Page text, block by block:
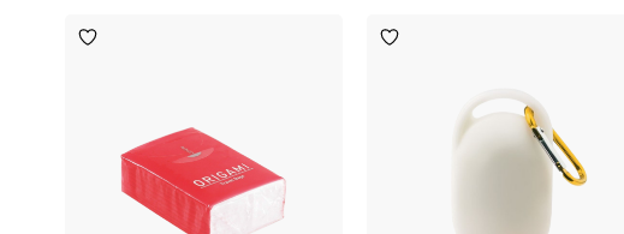
Toevoegen
aan
Toevoegen
aan